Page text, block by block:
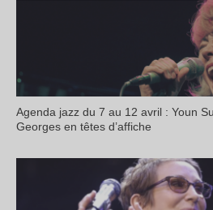
Agenda jazz du 7 au 12 avril : Youn
Georges en têtes d’affiche